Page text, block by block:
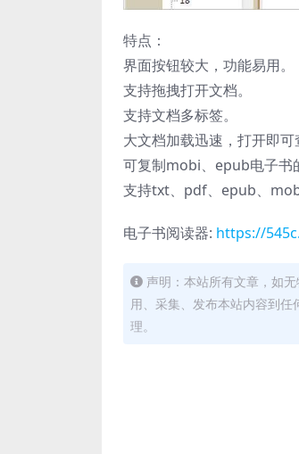
特点：
界面按钮较大，功能易用。
支持拖拽打开文档。
支持文档多标签。
大文档加载迅速，打开即可
可复制mobi、epub电子书
支持txt、pdf、epub、
电子书阅读器: https://
声明：本站所有文章，如
用、采集、发布本站内容到
理。